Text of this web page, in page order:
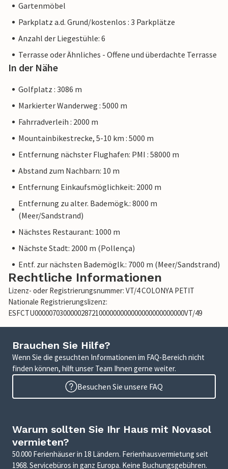
Gartenmöbel
Parkplatz a.d. Grund/kostenlos : 3 Parkplätze
Anzahl der Liegestühle: 6
Terrasse oder Ähnliches - Offene und überdachte Terrasse
In der Nähe
Golfplatz : 3086 m
Markierter Wanderweg : 5000 m
Fahrradverleih : 2000 m
Mountainbikestrecke, 5-10 km : 5000 m
Entfernung nächster Flughafen: PMI : 58000 m
Abstand zum Nachbarn: 10 m
Entfernung Einkaufsmöglichkeit: 2000 m
Entfernung zu alter. Bademögk.: 8000 m
(Meer/Sandstrand)
Nächstes Restaurant: 1000 m
Nächste Stadt: 2000 m (Pollença)
Entf. zur nächsten Bademöglk.: 7000 m (Meer/Sandstrand)
Rechtliche Informationen
Lizenz- oder Registrierungsnummer: VT/4 COLONYA PETIT
Nationale Registrierungslizenz:
ESFCTU000007030000028721000000000000000000000000VT/49
Brauchen Sie Hilfe?
Wenn Sie die gesuchten Informationen im FAQ-Bereich nicht
finden können, hilft unser Team Ihnen gerne weiter.
Besuchen Sie unsere FAQ
Warum sollten Sie Ihr Haus mit Novasol
vermieten?
50.000 Ferienhäuser in 18 Ländern. Ferienhausvermietung seit
1968. Servicebüros in ganz Europa. Keine Buchungsgebühren.